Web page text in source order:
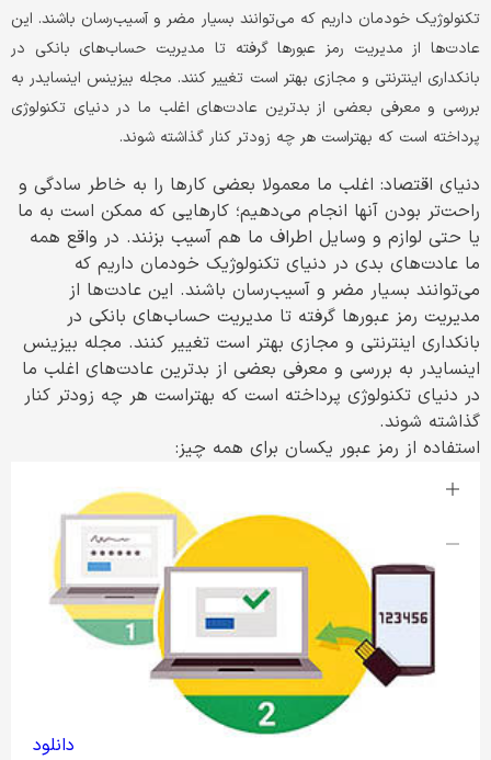
تکنولوژیک خودمان داریم که می‌توانند بسیار مضر و آسیب‌رسان باشند. این
عادت‌ها از مدیریت رمز عبورها گرفته تا مدیریت حساب‌های بانکی در
بانکداری اینترنتی و مجازی بهتر است تغییر کنند. مجله بیزینس اینسایدر به
بررسی و معرفی بعضی از بدترین عادت‌های اغلب ما در دنیای تکنولوژی
پرداخته است که بهتراست هر چه زودتر کنار گذاشته شوند.
دنیای اقتصاد: اغلب ما معمولا بعضی کارها را به خاطر سادگی و
راحت‌تر بودن آنها انجام می‌دهیم؛ کارهایی که ممکن است به ما
یا حتی لوازم و وسایل اطراف ما هم آسیب بزنند. در واقع همه
ما عادت‌های بدی در دنیای تکنولوژیک خودمان داریم که
می‌توانند بسیار مضر و آسیب‌رسان باشند. این عادت‌ها از
مدیریت رمز عبورها گرفته تا مدیریت حساب‌های بانکی در
بانکداری اینترنتی و مجازی بهتر است تغییر کنند. مجله بیزینس
اینسایدر به بررسی و معرفی بعضی از بدترین عادت‌های اغلب ما
در دنیای تکنولوژی پرداخته است که بهتراست هر چه زودتر کنار
گذاشته شوند.
استفاده از رمز عبور یکسان برای همه چیز:
دانلود